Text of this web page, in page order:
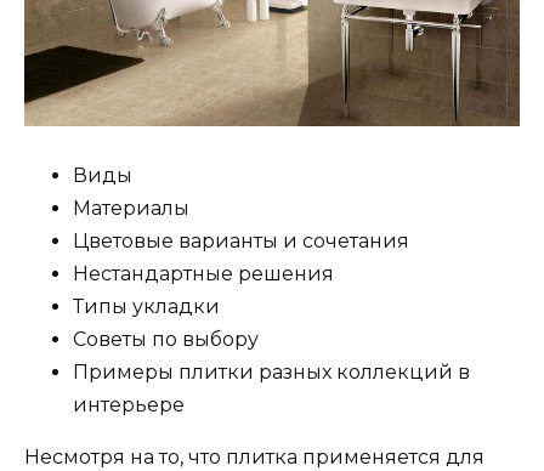
Виды
Материалы
Цветовые варианты и сочетания
Нестандартные решения
Типы укладки
Советы по выбору
Примеры плитки разных коллекций в
интерьере
Несмотря на то, что плитка применяется для